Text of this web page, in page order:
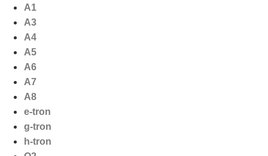
naar
inhoud
A1
A3
A4
A5
A6
A7
A8
e-tron
g-tron
h-tron